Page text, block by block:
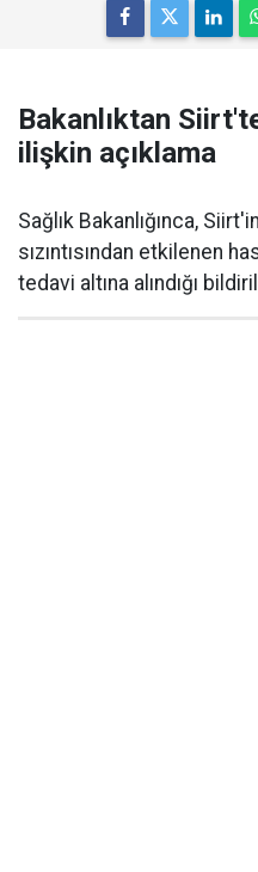
Bakanlıktan
ilişkin açıklama
Sağlık Bakanlığınca,
sızıntısından etkilenen
tedavi altına alındığı